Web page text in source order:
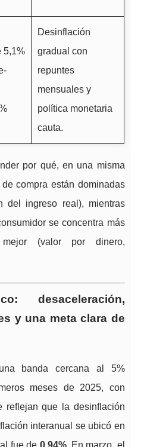
5,1%
Desinflación
gradual con
repuntes
mensuales y
política monetaria
cauta.
por qué, en una misma
compra están dominadas
del ingreso real), mientras
se concentra más
(valor por dinero,
desaceleración,
y una meta clara de
banda cercana al 5%
meses de 2025, con
reflejan que la desinflación
interanual se ubicó en